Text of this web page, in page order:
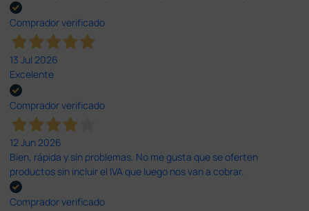
Comprador verificado
13 Jul 2026
Excelente
Comprador verificado
12 Jun 2026
Bien, rápida y sin problemas. No me gusta que se oferten
productos sin incluir el IVA que luego nos van a cobrar.
Comprador verificado